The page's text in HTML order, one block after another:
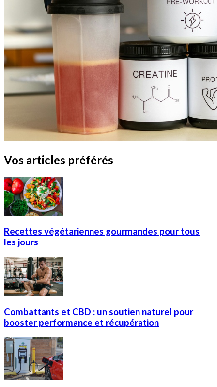
Vos articles préférés
Recettes végétariennes gourmandes pour tous
les jours
Combattants et CBD : un soutien naturel pour
booster performance et récupération